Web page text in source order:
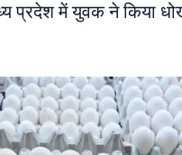
प्रदेश में युवक ने किया